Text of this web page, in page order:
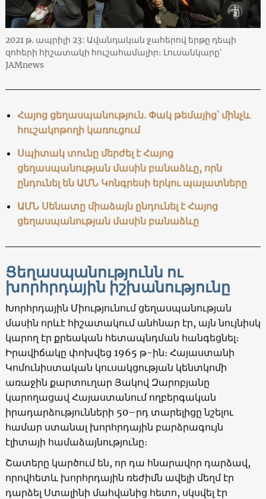
2021 թ. ապրիլի 23: Ավանդական ջահերով երթը դեպի
զոհերի հիշատակի հուշահամալիր։ Լուսանկարը՝
JAMnews
Հայոց ցեղասպանություն. Փակ թեմայից՝ մինչև
հուշակոթողի կառուցում
Սպիտակ տունը մերժել է Հայոց
ցեղասպանության մասին բանաձևը, որն
ընդունել են ԱՄՆ Կոնգրեսի երկու պալատները
ԱՄՆ Սենատը միաձայն ընդունել է Հայոց
ցեղասպանության մասին բանաձևը
Ցեղասպանությունն ու
խորհրդային իշխանությունը
Խորհրդային Միությունում ցեղասպանության
մասին որևէ հիշատակում անհնար էր, այն նույնիսկ
կարող էր քրեական հետապնդման հանգեցնել։
Իրավիճակը փոխվեց 1965 թ-ին։ Հայաստանի
Կոմունիստական կուսակցության կենտկոմի
առաջին քարտուղար Յակով Զարոբյանը
կարողացավ Հայաստանում ողբերգական
իրադարձությունների 50–րդ տարելիցը նշելու
համար ստանալ խորհրդային բարձրագույն
էլիտայի համաձայնությունը։
Շատերը կարծում են, որ դա հնարավոր դարձավ,
որովհետև խորհրդային ռեժիմն ավելի մեղմ էր
դարձել Ստալինի մահվանից հետո, սկսվել էր